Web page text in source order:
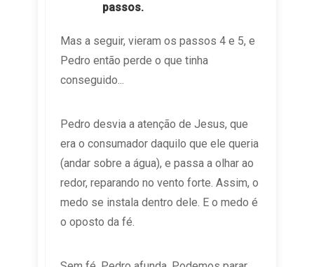
passos.
Mas a seguir, vieram os passos 4 e 5, e
Pedro então perde o que tinha
conseguido...
Pedro desvia a atenção de Jesus, que
era o consumador daquilo que ele queria
(andar sobre a água), e passa a olhar ao
redor, reparando no vento forte. Assim, o
medo se instala dentro dele. E o medo é
o oposto da fé.